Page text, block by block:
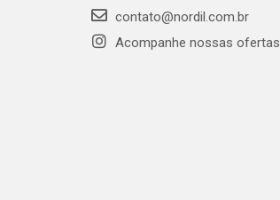
contato@nordil.com.br
Acompanhe nossas ofertas